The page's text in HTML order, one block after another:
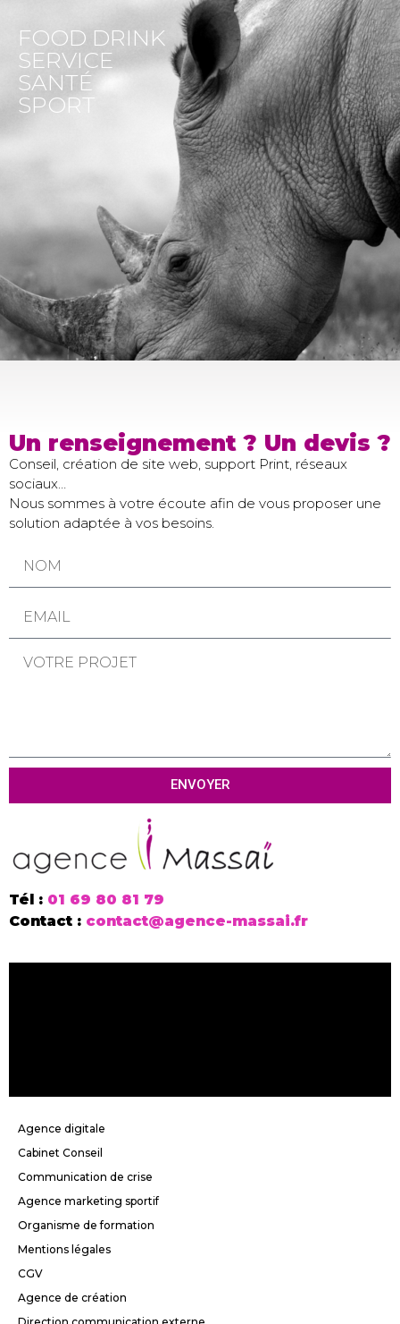
FOOD DRINK
SERVICE
SANTÉ
SPORT
Un renseignement ? Un devis ?
Conseil, création de site web, support Print, réseaux
sociaux…
Nous sommes à votre écoute afin de vous proposer une
solution adaptée à vos besoins.
ENVOYER
Tél : 01 69 80 81 79
Contact : contact@agence-massai.fr
Agence digitale
Cabinet Conseil
Communication de crise
Agence marketing sportif
Organisme de formation
Mentions légales
CGV
Agence de création